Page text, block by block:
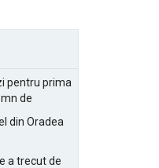
pentru prima
de
din Oradea
a trecut de